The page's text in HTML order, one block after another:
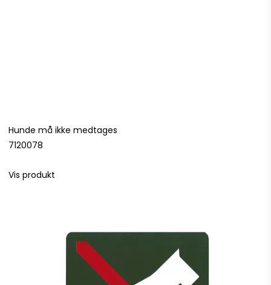
Hunde må ikke medtages
7120078
Vis produkt